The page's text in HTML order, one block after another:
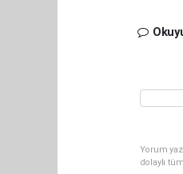
Yorum
dolaylı